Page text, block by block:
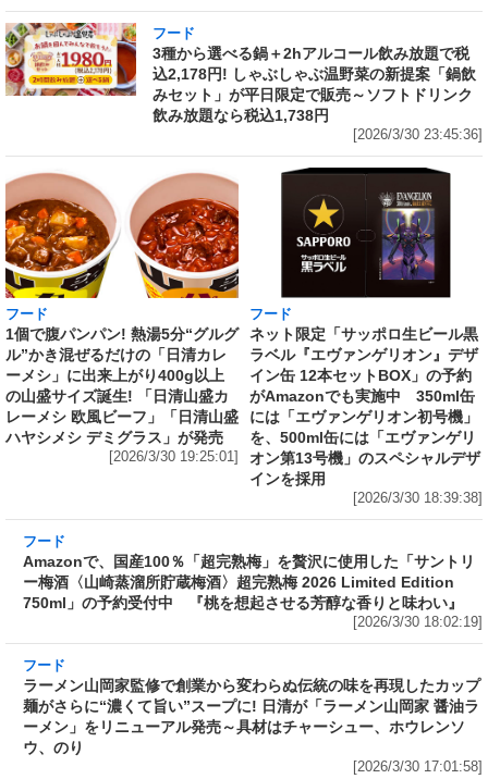
フード
3種から選べる鍋＋2hアルコール飲み放題で税
込2,178円! しゃぶしゃぶ温野菜の新提案「鍋飲
みセット」が平日限定で販売～ソフトドリンク
飲み放題なら税込1,738円
[2026/3/30 23:45:36]
フード
1個で腹パンパン! 熱湯5分“グルグ
ル”かき混ぜるだけの「日清カレ
ーメシ」に出来上がり400g以上
の山盛サイズ誕生! 「日清山盛カ
レーメシ 欧風ビーフ」「日清山盛
ハヤシメシ デミグラス」が発売
[2026/3/30 19:25:01]
フード
ネット限定「サッポロ生ビール黒
ラベル『エヴァンゲリオン』デザ
イン缶 12本セットBOX」の予約
がAmazonでも実施中 350ml缶
には「エヴァンゲリオン初号機」
を、500ml缶には「エヴァンゲリ
オン第13号機」のスペシャルデザ
インを採用
[2026/3/30 18:39:38]
Amazonで、国産100％「超完熟梅」を贅沢に使
用した「サントリー梅酒〈山崎蒸溜所貯蔵梅
酒〉超完熟梅 2026 Limited Edition 750ml」の
予約受付中 『桃を想起させる芳醇な香りと味
わい』
フード
ラーメン山岡家監修で創業から変わらぬ伝統の
ープに! 日清が「ラーメン山岡家 醤油ラーメ